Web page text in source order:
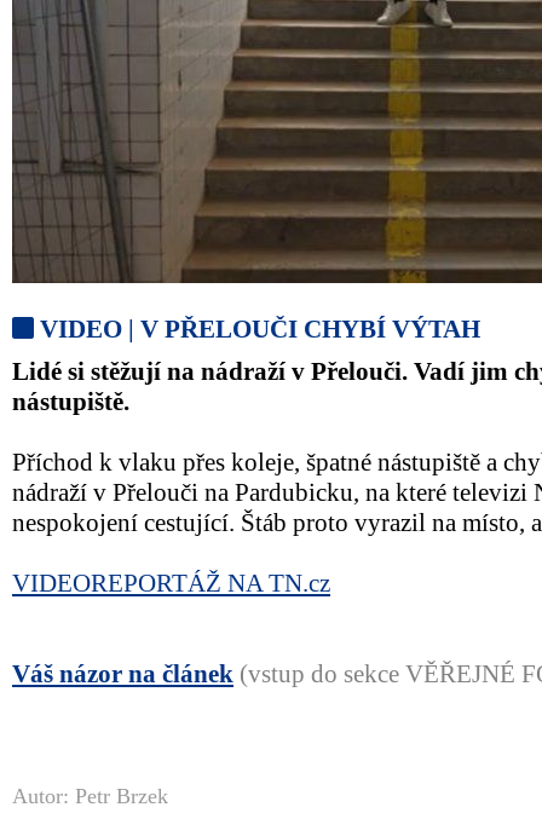
VIDEO | V PŘELOUČI CHYBÍ VÝTAH
Lidé si stěžují na nádraží v Přelouči. Vadí jim
nástupiště.
Příchod k vlaku přes koleje, špatné nástupiště a
nádraží v Přelouči na Pardubicku, na které
nespokojení cestující. Štáb proto vyrazil na místo,
VIDEOREPORTÁŽ NA TN.cz
Váš názor na článek (vstup do sekce VĚŘEJNÉ
Autor: Petr Brzek